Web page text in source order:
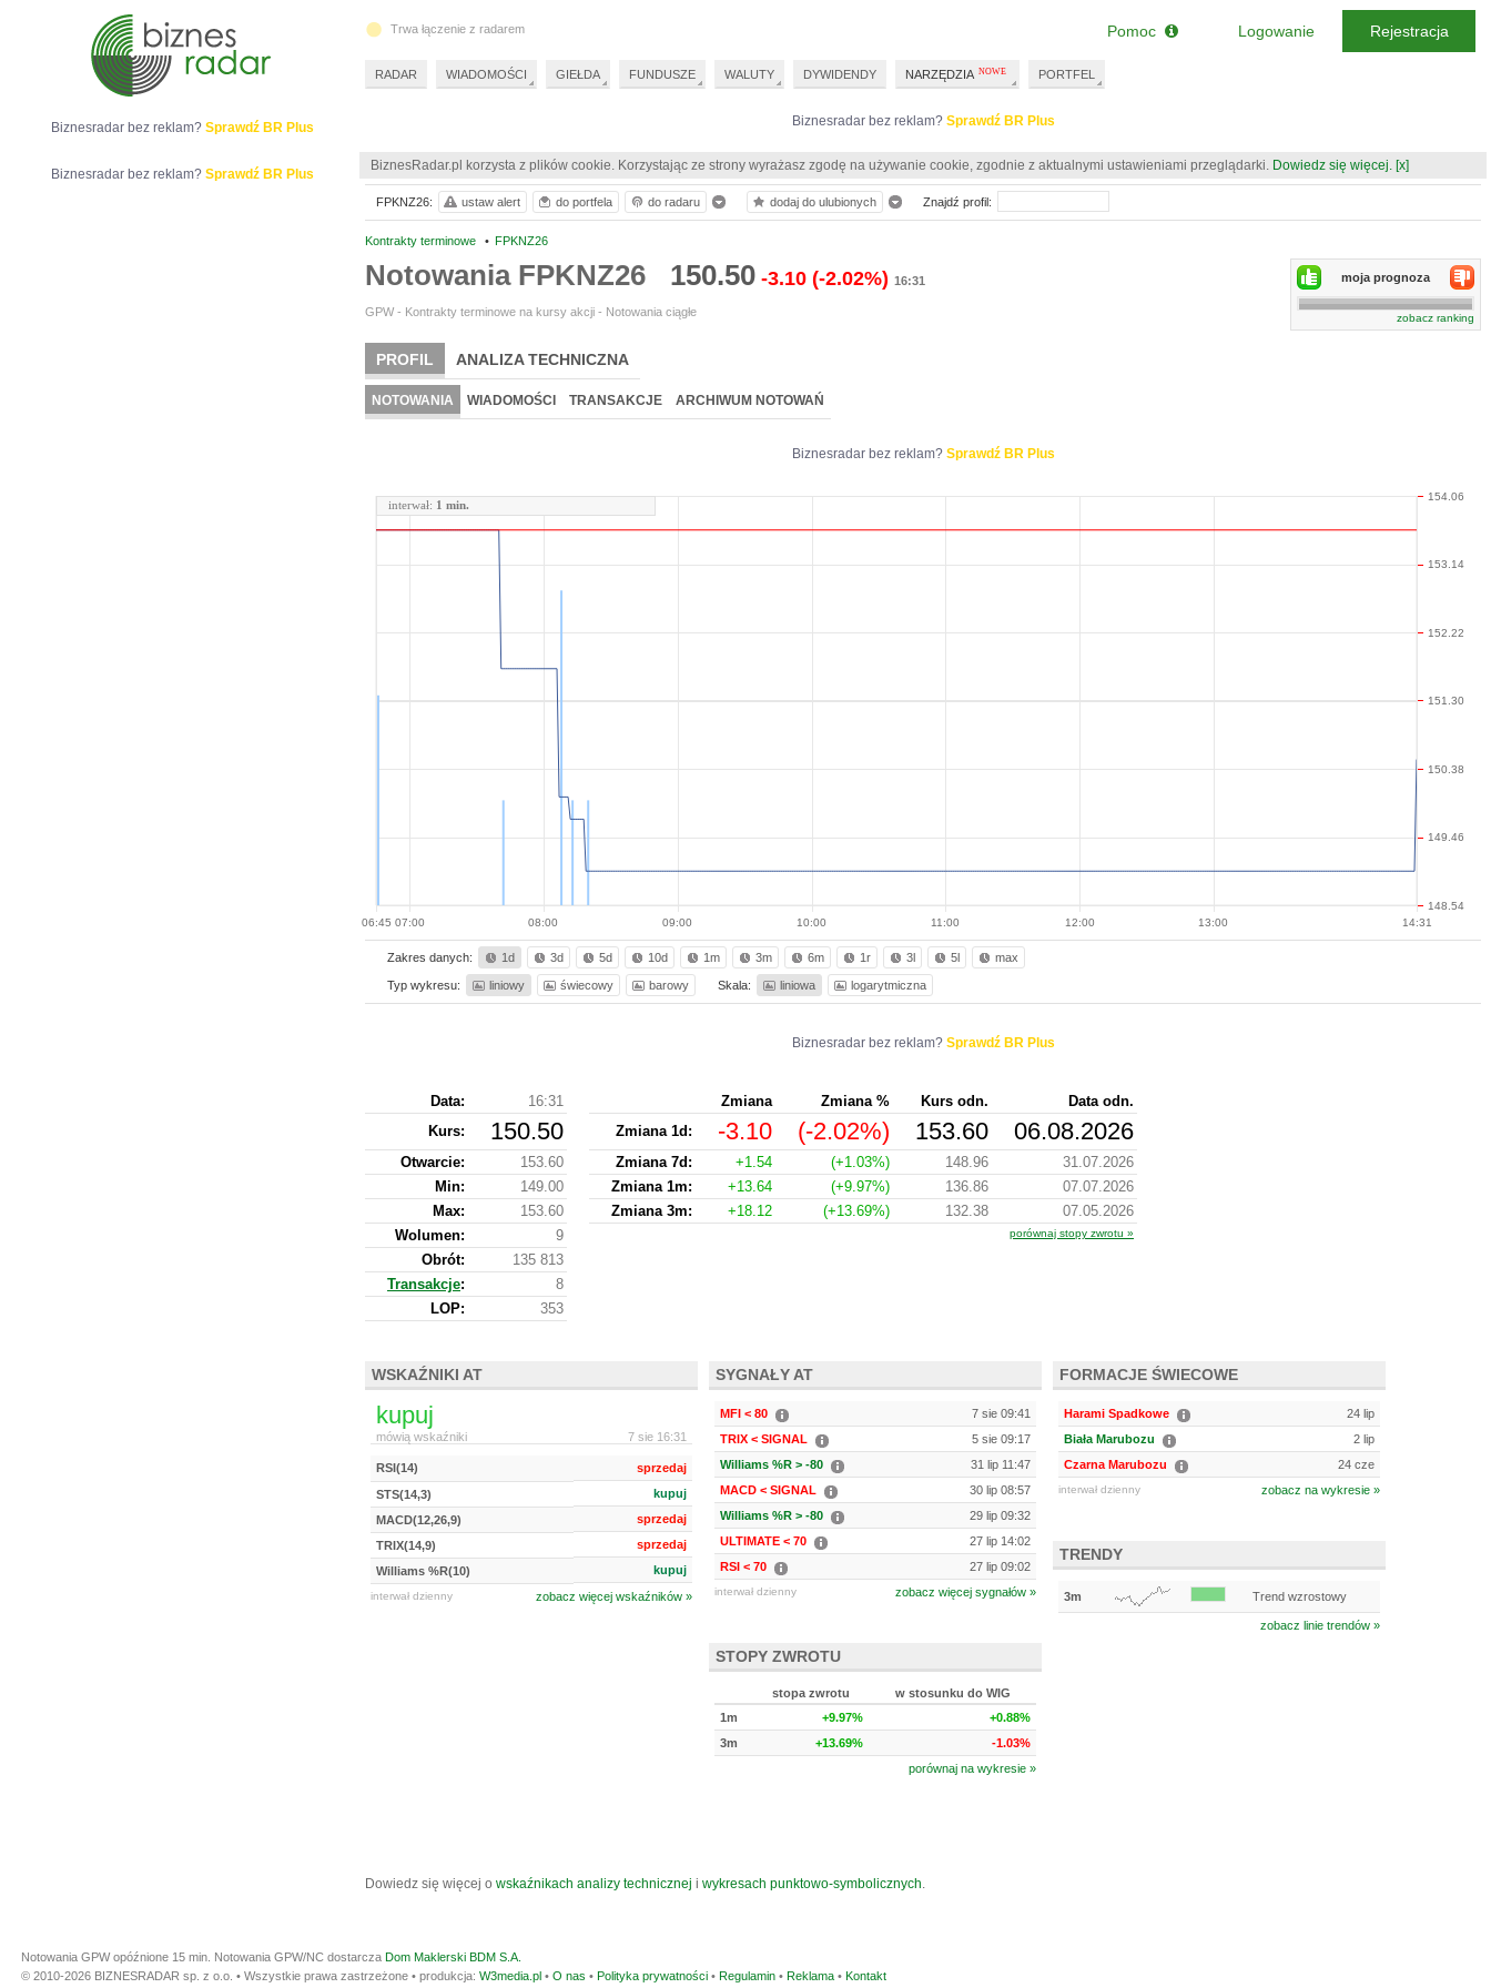
Biznesradar bez reklam? Sprawdź BR Plus
BiznesRadar.pl korzysta z plików cookie. Korzystając ze strony wyrażasz zgodę na używanie cookie, zgodnie z aktualnymi ustawieniami przeglądarki. Dowiedz się więcej. [x]
Kontrakty terminowe • FPKNZ26
Notowania FPKNZ26 150.50 -3.10 (-2.02%) 16:31
GPW - Kontrakty terminowe na kursy akcji - Notowania ciągłe
moja prognoza
zobacz ranking
PROFIL ANALIZA TECHNICZNA
NOTOWANIA WIADOMOŚCI TRANSAKCJE ARCHIWUM NOTOWAŃ
Biznesradar bez reklam? Sprawdź BR Plus
06:45 07:00 08:00 09:00 10:00 11:00 12:00 13:00 14:31
148.54
149.46
150.38
151.30
152.22
153.14
154.06
interwał: 1 min.
Zakres danych: 1d 3d 5d 10d 1m 3m 6m 1r 3l 5l max
Typ wykresu: liniowy świecowy barowy Skala: liniowa logarytmiczna
Biznesradar bez reklam? Sprawdź BR Plus
Data:
16:31
Kurs: 150.50
Otwarcie:
153.60
Min:
149.00
Max:
153.60
Wolumen:
9
Obrót:
135 813
Transakcje:
8
LOP:
353
Zmiana Zmiana % Kurs odn.
Data odn.
Zmiana 1d:
-3.10 (-2.02%) 153.60 06.08.2026
Zmiana 7d: +1.54 (+1.03%) 148.96
31.07.2026
Zmiana 1m:
+13.64 (+9.97%) 136.86
07.07.2026
Zmiana 3m:
+18.12 (+13.69%) 132.38 07.05.2026
porównaj stopy zwrotu »
WSKAŹNIKI AT
kupuj
7 sie 16:31
mówią wskaźniki
RSI(14)
sprzedaj
STS(14,3)
kupuj
MACD(12,26,9)
sprzedaj
TRIX(14,9)
sprzedaj
Williams %R(10)
kupuj
interwał dzienny zobacz więcej wskaźników »
SYGNAŁY AT
MFI < 80
7 sie 09:41
TRIX < SIGNAL
5 sie 09:17
Williams %R > -80
31 lip 11:47
MACD < SIGNAL
30 lip 08:57
Williams %R > -80
29 lip 09:32
ULTIMATE < 70
27 lip 14:02
RSI < 70
27 lip 09:02
interwał dzienny zobacz więcej sygnałów »
FORMACJE ŚWIECOWE
Harami Spadkowe
24 lip
Biała Marubozu
2 lip
Czarna Marubozu
24 cze
interwał dzienny zobacz na wykresie »
TRENDY
3m Trend wzrostowy
zobacz linie trendów »
STOPY ZWROTU
stopa zwrotu
w stosunku do WIG
1m
+9.97%
+0.88%
3m
+13.69%
-1.03%
porównaj na wykresie »
Dowiedz się więcej o wskaźnikach analizy technicznej i wykresach punktowo-symbolicznych.
FPKNZ26: ustaw alert do portfela do radaru dodaj do ulubionych Znajdź profil:
Biznesradar bez reklam? Sprawdź BR Plus
Biznesradar bez reklam? Sprawdź BR Plus
Trwa łączenie z radarem
RADAR WIADOMOŚCI GIEŁDA FUNDUSZE WALUTY DYWIDENDY NARZĘDZIA PORTFEL
Pomoc Logowanie Rejestracja
Notowania GPW opóźnione 15 min. Notowania GPW/NC dostarcza Dom Maklerski BDM S.A.
© 2010-2026 BIZNESRADAR sp. z o.o. • Wszystkie prawa zastrzeżone • produkcja: W3media.pl • O nas • Polityka prywatności • Regulamin • Reklama • Kontakt